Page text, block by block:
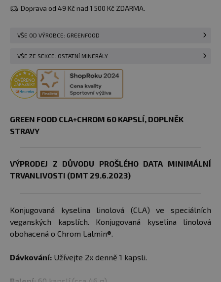
Doprava od 49 Kč nad 1 500 Kč ZDARMA.
VŠE OD VÝROBCE: GREENFOOD
VŠE ZE SEKCE: OSTATNÍ MINERÁLY
GREEN FOOD CLA+CHROM 60 KAPSLÍ, DOPLNĚK
STRAVY
VÝPRODEJ Z DŮVODU PROŠLÉHO DATA MINIMÁLNÍ
TRVANLIVOSTI (DMT 29.6.2023)
Konjugovaná kyselina linolová (CLA) ve speciálních
veganských kapslích. Konjugovaná kyselina linolová
obohacená o Chrom Lalmin®.
Dávkování: Užívejte 2x denně 1 kapsli.